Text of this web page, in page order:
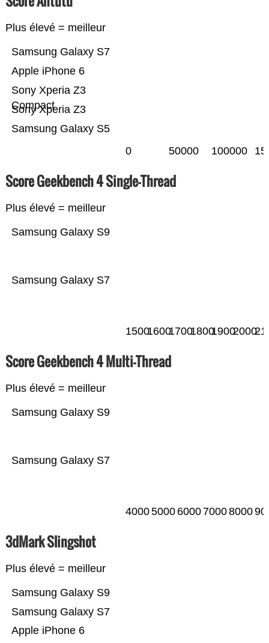
Plus élevé = meilleur
Samsung Galaxy S5
Sony Xperia Z3
Sony Xperia Z3
Compact
Apple iPhone 6
Samsung Galaxy S7
0 50000 100000
Score Geekbench 4 Single-Thread
Plus élevé = meilleur
Samsung Galaxy S7
Samsung Galaxy S9
150016001700180019002000
Score Geekbench 4 Multi-Thread
Plus élevé = meilleur
Samsung Galaxy S7
Samsung Galaxy S9
40005000 6000 70008000
3dMark Slingshot
Plus élevé = meilleur
Apple iPhone 6
Samsung Galaxy S7
Samsung Galaxy S9